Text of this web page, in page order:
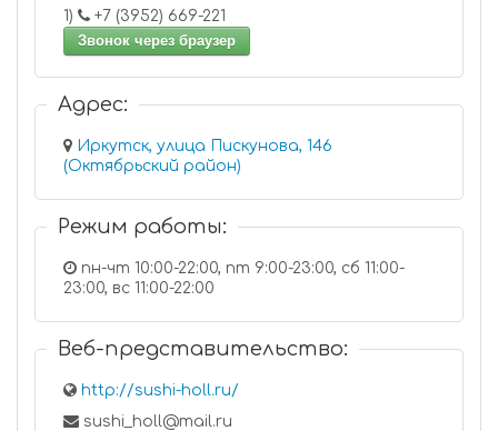
1)
+7 (3952) 669-221
Звонок через браузер
Адрес:
Иркутск, улица Пискунова, 146
(Октябрьский район)
Режим работы:
пн-чт 10:00-22:00, пт 9:00-23:00, сб 11:00-
23:00, вс 11:00-22:00
Веб-представительство:
http://sushi-holl.ru/
sushi_holl@mail.ru